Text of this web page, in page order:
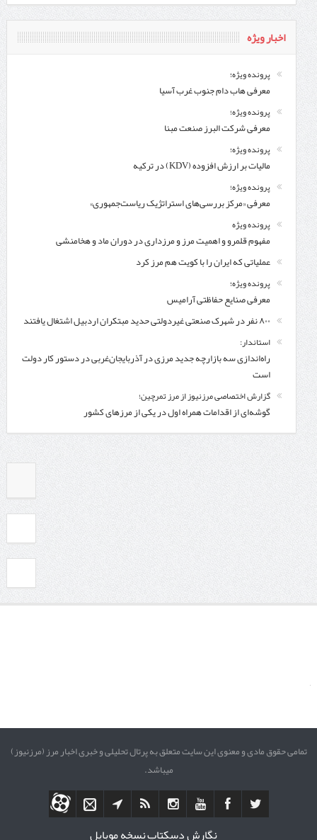
اخبار ویژه
پرونده ویژه؛
معرفی هاب دام جنوب غرب آسیا
پرونده ویژه؛
معرفی شركت البرز صنعت مبنا
پرونده ویژه؛
مالیات بر ارزش افزوده (KDV) در ترکیه
پرونده ویژه؛
معرفی «مرکز بررسی‌های استراتژیک ریاست‌جمهوری»
پرونده ویژه
مفهوم قلمرو و اهمیت مرز و مرزداری در دوران ماد و هخامنشی
عملیاتی که ایران را با کویت هم مرز کرد
پرونده ویژه؛
معرفی صنایع حفاظتی آرامیس
۸۰۰ نفر در شهرک صنعتی غیردولتی حدید مبتکران اردبیل اشتغال یافتند
استاندار:
راه‌اندازی سه بازارچه جدید مرزی در آذربایجان‌غربی در دستور کار دولت
است
گزارش اختصاصی مرزنیوز از مرز تمرچین؛
گوشه‌ای از اقدامات همراه اول در یکی از مرزهای کشور
تمامی حقوق مادی و معنوی این سایت متعلق به پرتال تحلیلی و خبری اخبار مرز (مرزنیوز)
میباشد.
نگارش دسکتاپنسخه موبایل